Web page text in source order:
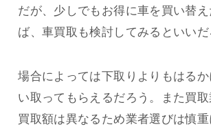
だが、少しでもお得に車を買い替
ば、車買取も検討してみるといいだ
場合によっては下取りよりもはる
い取ってもらえるだろう。また買
買取額は異なるため業者選びは慎重